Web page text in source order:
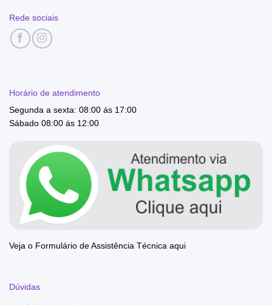
Rede sociais
Horário de atendimento
Segunda a sexta: 08:00 ás 17:00
Sábado 08:00 ás 12:00
Veja o Formulário de Assistência Técnica aqui
Dúvidas